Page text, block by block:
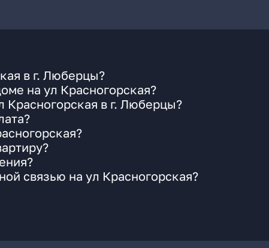
в г. Люберцы?
на ул Красногорская?
Красногорская в г. Люберцы?
связью на ул Красногорская?